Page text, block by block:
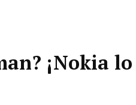
¡Nokia